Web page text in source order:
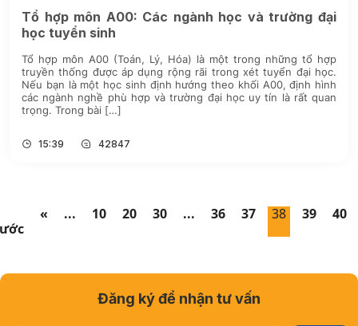
Tổ hợp môn A00: Các ngành học và trường đại
học tuyển sinh
Tổ hợp môn A00 (Toán, Lý, Hóa) là một trong những tổ hợp
truyền thống được áp dụng rộng rãi trong xét tuyển đại học.
Nếu bạn là một học sinh định hướng theo khối A00, định hình
các ngành nghề phù hợp và trường đại học uy tín là rất quan
trọng. Trong bài […]
15:39 42847
« ... 10 20 30 ... 36 37 38 39 40
Đăng ký để nhận tư vấn